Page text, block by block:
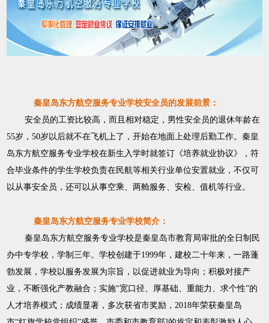
秦皇岛东方航空服务专业学校安全员的发展前景：
安全员的工资比较高，而且相对稳定，男性安全员的退休年龄在
55岁，50岁以后就不在飞机上了，开始在地面上处理后勤工作。秦皇
岛东方航空服务专业学校在新生入学时就签订《培养就业协议》，符
合毕业条件的学生学校负责在民航等相关行业单位安置就业 ，不仅可
以从事安全员，还可以从事空乘、 两舱服务、安检、值机等行业。
秦皇岛东方航空服务专业学校简介：
秦皇岛东方航空服务专业学校是秦皇岛市教育局审批的全日制民
办中专学校，学制三年。学校创建于1999年，建校二十年来，一路蓬
勃发展，学校以服务发展为宗旨，以促进就业为导向；积极对接产
业，不断强化产教融合；实施“宽口径、厚基础、重能力、求个性”的
人才培养模式；成绩显著，多次获省市奖励，2018年荣获秦皇岛